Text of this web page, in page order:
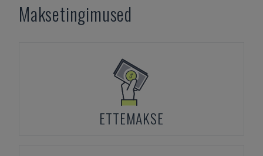
Maksetingimused
ETTEMAKSE